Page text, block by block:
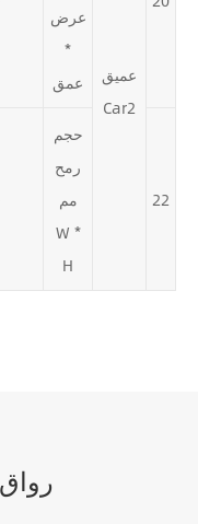
عميق
Car2
عرض
*
عمق
22
حجم
رمح
مم
W *
H